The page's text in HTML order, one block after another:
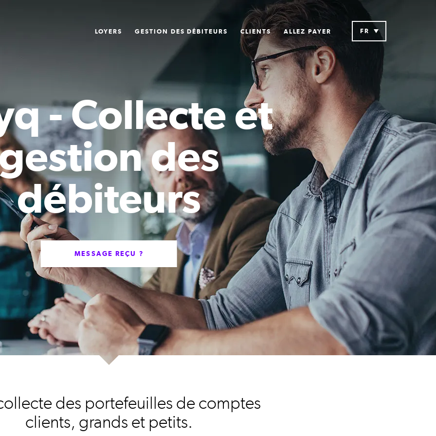
LOYERS GESTION DES DÉBITEURS CLIENTS ALLEZ PAYER FR
- Collecte et
des
débiteurs
MESSAGE REÇU ?
des portefeuilles de comptes
clients, grands et petits.